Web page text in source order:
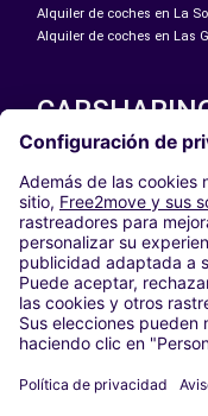
Alquiler de coches en La
Alquiler de coches en Las
NUESTRAS CIUDADES
Paris
Madrid
Washington DC
Milán
Roma
Turín
Viena
Berlín
Düsseldorf